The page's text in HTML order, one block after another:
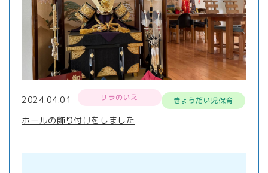
2024.04.01 リラのいえ きょうだい児保育
ホールの飾り付けをしました